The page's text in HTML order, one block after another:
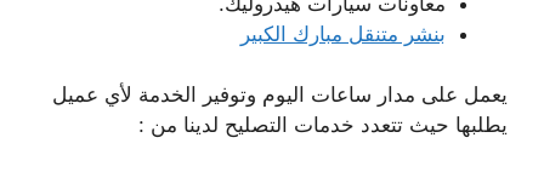
بنشر متنقل مبارك الكبير
يعمل على مدار ساعات اليوم وتوفير الخدمة لأي عميل
يطلبها حيث تتعدد خدمات التصليح لدينا من :